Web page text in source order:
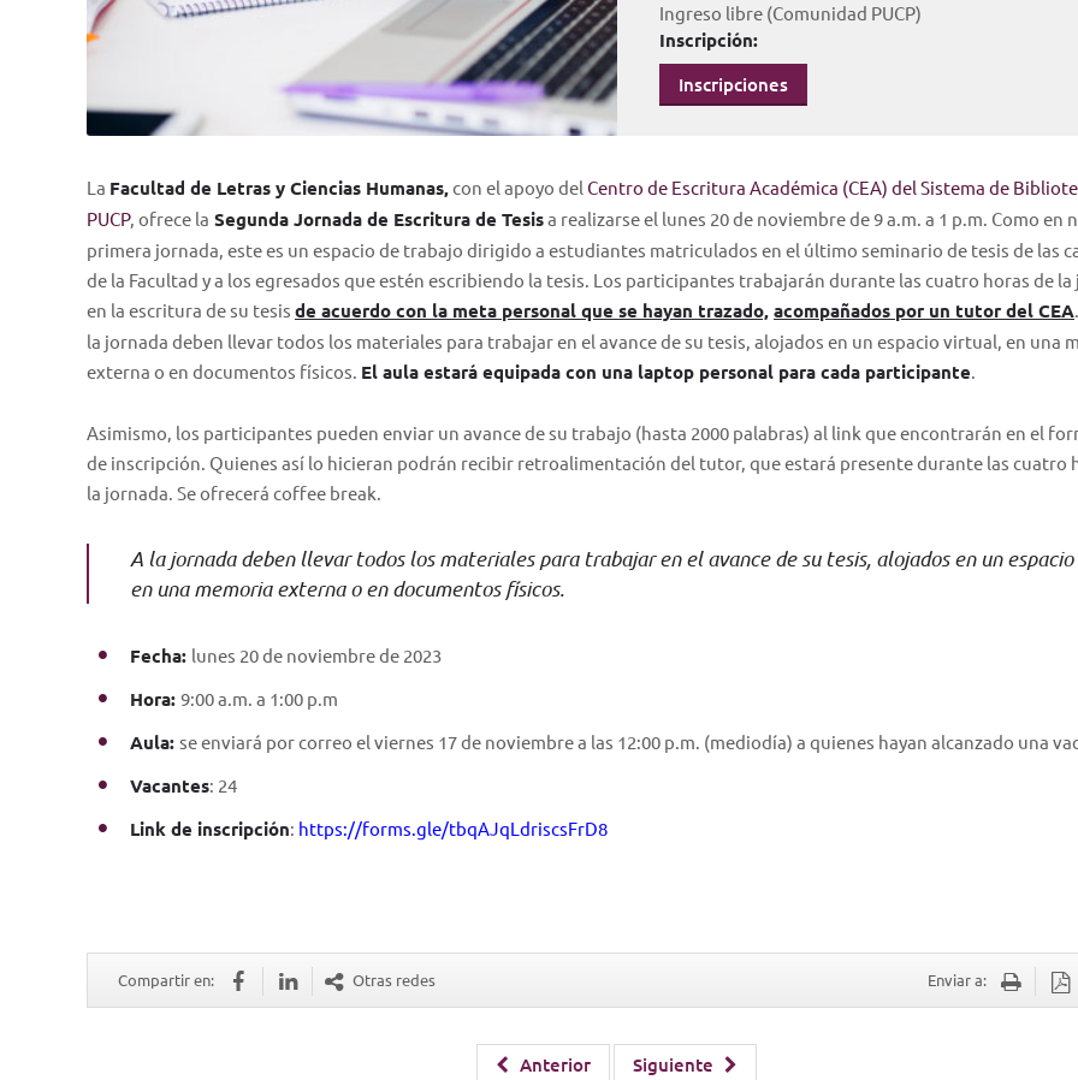
Ingreso libre (Comunidad PUCP)
Inscripción:
Inscripciones
La Facultad de Letras y Ciencias Humanas,con el apoyo del Centro de Escritura Académica (CEA) del Sistema de
PUCP, ofrece la Segunda Jornada de Escritura de Tesisa realizarse el lunes 20 de noviembre de 9 a.m. a 1 p.m. Como en
primera jornada, este es un espacio de trabajo dirigido a estudiantes matriculados en el último seminario de tesis de las
de la Facultad y a los egresados que estén escribiendo la tesis. Los participantes trabajarán durante las cuatro horas de la
en la escritura de su tesis de acuerdo con la meta personal que se hayan trazado, acompañados por un tutor del CEA
la jornada deben llevar todos los materiales para trabajar en el avance de su tesis, alojados en un espacio virtual, en una
externa o en documentos físicos. El aula estará equipada con una laptop personal para cada participante.
Asimismo, los participantes pueden enviar un avance de su trabajo (hasta 2000 palabras) al link que encontrarán en el
de inscripción. Quienes así lo hicieran podrán recibir retroalimentación del tutor, que estará presente durante las cuatro
la jornada. Se ofrecerá coffee break.
A la jornada deben llevar todos los materiales para trabajar en el avance de su tesis, alojados en un
en una memoria externa o en documentos físicos.
Fecha: lunes 20 de noviembre de 2023
Hora: 9:00 a.m. a 1:00 p.m
Aula: se enviará por correo el viernes 17 de noviembre a las 12:00 p.m. (mediodía) a quienes hayan alcanzado una
Vacantes: 24
Link de inscripción: https://forms.gle/tbqAJqLdriscsFrD8
Compartir en: Otras redes Enviar a:
Anterior Siguiente